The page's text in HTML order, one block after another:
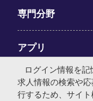
専門分野
アプリ
Employer Centre
ログイン情報を記
求人情報の検索や
行するため、サイ